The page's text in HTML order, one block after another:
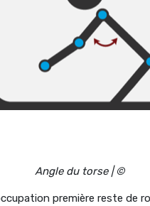
Angle du torse | ©
première reste de